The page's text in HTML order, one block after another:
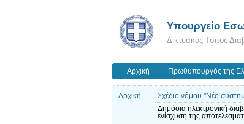
Υπουργείο
Δικτυακός Τόπος
Αρχική Πρωθυπουργός της
Αρχική
Σχέδιο νόμου "Νέο
Δημόσια ηλεκτρονική
ενίσχυση της